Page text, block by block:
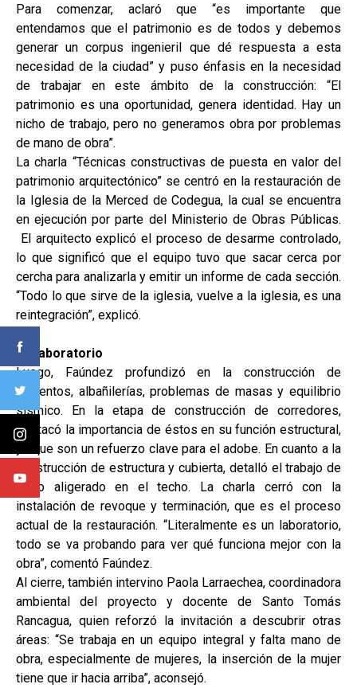
Para comenzar, aclaró que “es importante que
entendamos que el patrimonio es de todos y debemos
generar un corpus ingenieril que dé respuesta a esta
necesidad de la ciudad” y puso énfasis en la necesidad
de trabajar en este ámbito de la construcción: “El
patrimonio es una oportunidad, genera identidad. Hay un
nicho de trabajo, pero no generamos obra por problemas
de mano de obra”.
La charla “Técnicas constructivas de puesta en valor del
patrimonio arquitectónico” se centró en la restauración de
la Iglesia de la Merced de Codegua, la cual se encuentra
en ejecución por parte del Ministerio de Obras Públicas.
El arquitecto explicó el proceso de desarme controlado,
lo que significó que el equipo tuvo que sacar cerca por
cercha para analizarla y emitir un informe de cada sección.
“Todo lo que sirve de la iglesia, vuelve a la iglesia, es una
reintegración”, explicó.
Un laboratorio
Luego, Faúndez profundizó en la construcción de
cimientos, albañilerías, problemas de masas y equilibrio
sísmico. En la etapa de construcción de corredores,
destacó la importancia de éstos en su función estructural,
ya que son un refuerzo clave para el adobe. En cuanto a la
construcción de estructura y cubierta, detalló el trabajo de
barro aligerado en el techo. La charla cerró con la
instalación de revoque y terminación, que es el proceso
actual de la restauración. “Literalmente es un laboratorio,
todo se va probando para ver qué funciona mejor con la
obra”, comentó Faúndez.
Al cierre, también intervino Paola Larraechea, coordinadora
ambiental del proyecto y docente de Santo Tomás
Rancagua, quien reforzó la invitación a descubrir otras
áreas: “Se trabaja en un equipo integral y falta mano de
obra, especialmente de mujeres, la inserción de la mujer
tiene que ir hacia arriba”, aconsejó.